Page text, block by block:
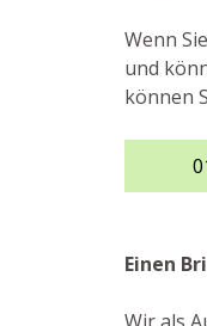
Wenn
und
können
Einen